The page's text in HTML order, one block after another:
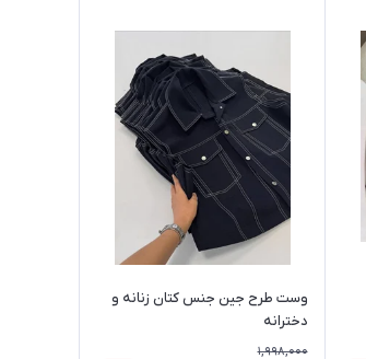
وست طرح جین جنس کتان زنانه و
دخترانه
1,998,000